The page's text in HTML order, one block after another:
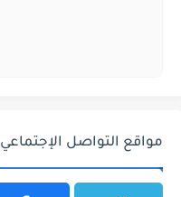
مواقع التواصل الإجتماعي